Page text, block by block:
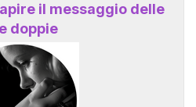
il messaggio delle
doppie